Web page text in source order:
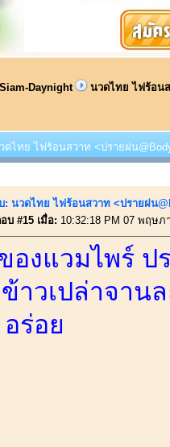
Daynight นวดไทย ไฟร้อน
ไทย ไฟร้อนสวาท <ปรายฝน
: นวดไทย ไฟร้อนสวาท <ปรายฝน
บ #15 เมื่อ: 10:32:18 PM 07 พฤษภ
องแวมไพร์ ป
าวเปล่าจาน
ร่อย